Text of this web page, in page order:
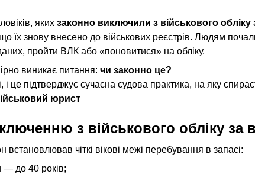
яких законно виключили з військового обліку
їх знову внесено до військових реєстрів. Людям
пройти ВЛК або «поновитися» на обліку.
виникає питання: чи законно це?
і це підтверджує сучасна судова практика, на яку
юрист
з військового обліку за
встановлював чіткі вікові межі перебування в запасі:
— до 40 років;